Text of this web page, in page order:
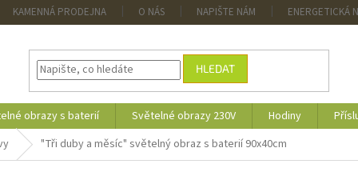
KAMENNÁ PRODEJNA O NÁS NAPIŠTE NÁM ENERGETICKÁ
HLEDAT
obrazy s baterií Světelné obrazy 230V Hodiny
"Tři duby a měsíc" světelný obraz s baterií 90x40cm